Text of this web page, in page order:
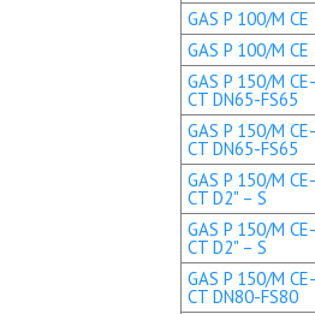
GAS P 100/M
GAS P 100/M
GAS P 150/M
CT DN65-FS65
GAS P 150/M
CT DN65-FS65
GAS P 150/M
CT D2" – S
GAS P 150/M
CT D2" – S
GAS P 150/M
CT DN80-FS80